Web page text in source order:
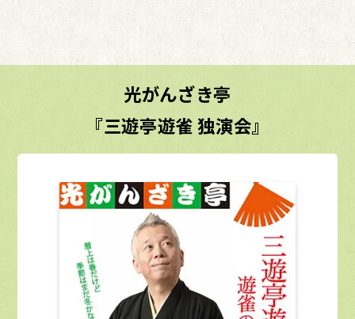
光がんざき亭
『三遊亭遊雀 独演会』